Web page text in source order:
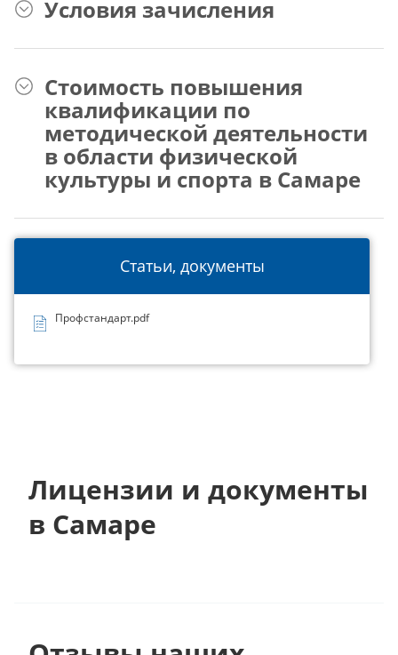
Статьи, документы
Профстандарт.pdf
Условия зачисления
Стоимость повышения
квалификации по
методической деятельности
в области физической
культуры и спорта в Самаре
Лицензии и документы
в Самаре